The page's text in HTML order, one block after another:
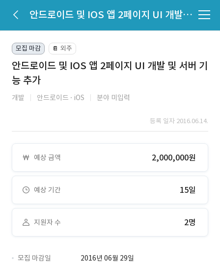
안드로이드 및 IOS 앱 2페이지 UI 개발 및 서버 기능 추가
모집 마감 📔 외주
안드로이드 및 IOS 앱 2페이지 UI 개발 및 서버 기
능 추가
개발 안드로이드 iOS 분야 미입력
등록 일자 2016.06.14.
예상 금액 2,000,000원
예상 기간 15일
지원자 수 2명
모집 마감일
2016년 06월 29일